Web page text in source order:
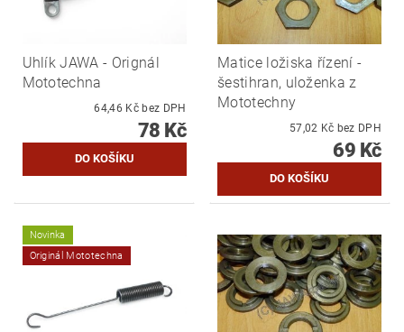
Uhlík JAWA - Orignál
Mototechna
64,46 Kč bez DPH
78 Kč
Matice ložiska řízení -
šestihran, uloženka z
Mototechny
57,02 Kč bez DPH
69 Kč
Novinka
Originál Mototechna